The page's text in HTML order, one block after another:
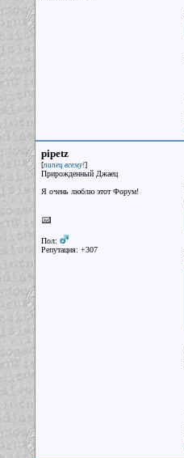
pipetz
[пипец всему!]
Прирожденный Джаец
Я очень люблю этот Форум!
Пол:
Репутация: +307